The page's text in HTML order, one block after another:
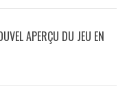
APERÇU DU JEU EN